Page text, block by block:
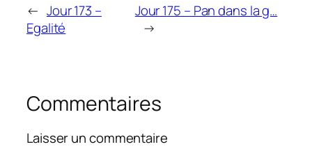
← Jour 173 –
Egalité
Jour 175 – Pan dans la g…
→
Commentaires
Laisser un commentaire